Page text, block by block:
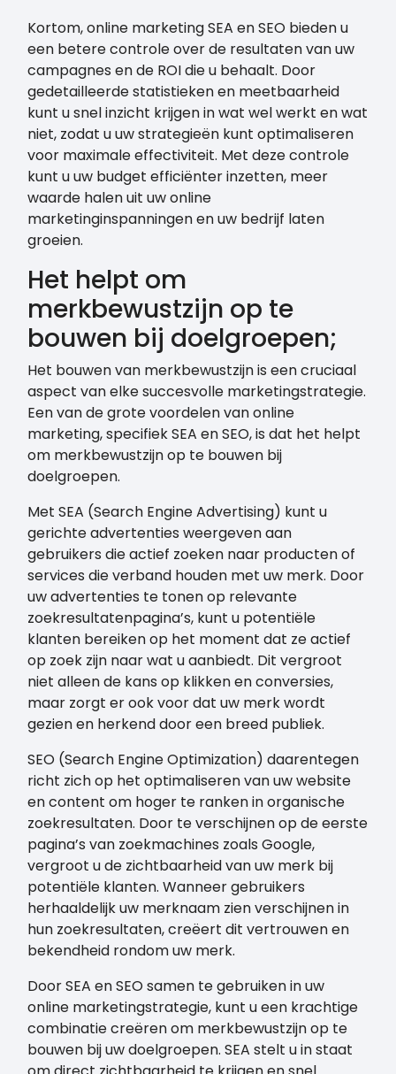
Kortom, online marketing SEA en SEO bieden u
een betere controle over de resultaten van uw
campagnes en de ROI die u behaalt. Door
gedetailleerde statistieken en meetbaarheid
kunt u snel inzicht krijgen in wat wel werkt en wat
niet, zodat u uw strategieën kunt optimaliseren
voor maximale effectiviteit. Met deze controle
kunt u uw budget efficiënter inzetten, meer
waarde halen uit uw online
marketinginspanningen en uw bedrijf laten
groeien.
Het helpt om
merkbewustzijn op te
bouwen bij doelgroepen;
Het bouwen van merkbewustzijn is een cruciaal
aspect van elke succesvolle marketingstrategie.
Een van de grote voordelen van online
marketing, specifiek SEA en SEO, is dat het helpt
om merkbewustzijn op te bouwen bij
doelgroepen.
Met SEA (Search Engine Advertising) kunt u
gerichte advertenties weergeven aan
gebruikers die actief zoeken naar producten of
services die verband houden met uw merk. Door
uw advertenties te tonen op relevante
zoekresultatenpagina’s, kunt u potentiële
klanten bereiken op het moment dat ze actief
op zoek zijn naar wat u aanbiedt. Dit vergroot
niet alleen de kans op klikken en conversies,
maar zorgt er ook voor dat uw merk wordt
gezien en herkend door een breed publiek.
SEO (Search Engine Optimization) daarentegen
richt zich op het optimaliseren van uw website
en content om hoger te ranken in organische
zoekresultaten. Door te verschijnen op de eerste
pagina’s van zoekmachines zoals Google,
vergroot u de zichtbaarheid van uw merk bij
potentiële klanten. Wanneer gebruikers
herhaaldelijk uw merknaam zien verschijnen in
hun zoekresultaten, creëert dit vertrouwen en
bekendheid rondom uw merk.
Door SEA en SEO samen te gebruiken in uw
online marketingstrategie, kunt u een krachtige
combinatie creëren om merkbewustzijn op te
bouwen bij uw doelgroepen. SEA stelt u in staat